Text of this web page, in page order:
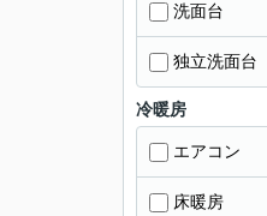
洗面台
独立洗面台
冷暖房
エアコン
床暖房